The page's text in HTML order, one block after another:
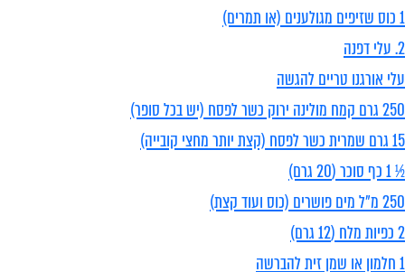
1 כוס שזיפים מגולענים (או תמרים)
2. עלי דפנה
עלי אורגנו טריים להגשה
250 גרם קמח מולינה ירוק כשר לפסח (יש בכל סופר)
15 גרם שמרית כשר לפסח (קצת יותר מחצי קובייה)
½ 1 כף סוכר (20 גרם)
250 מ"ל מים פושרים (כוס ועוד קצת)
2 כפיות מלח (12 גרם)
1 חלמון או שמן זית להברשה